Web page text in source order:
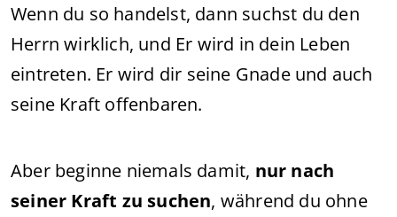
Wenn du so handelst, dann suchst du den
Herrn wirklich, und Er wird in dein Leben
eintreten. Er wird dir seine Gnade und auch
seine Kraft offenbaren.
Aber beginne niemals damit, nur nach
seiner Kraft zu suchen, während du ohne